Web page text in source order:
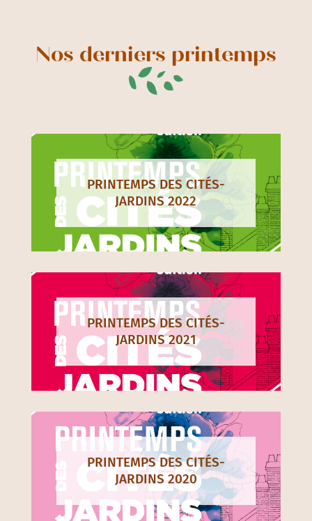
Nos derniers printemps
PRINTEMPS DES CITÉS-
JARDINS 2022
PRINTEMPS DES CITÉS-
JARDINS 2021
PRINTEMPS DES CITÉS-
JARDINS 2020